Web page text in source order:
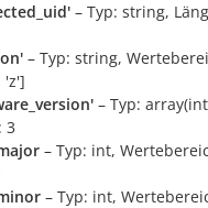
– Typ: string,
– Typ: string,
'z']
– Typ:
3
– Typ: int,
– Typ: int,